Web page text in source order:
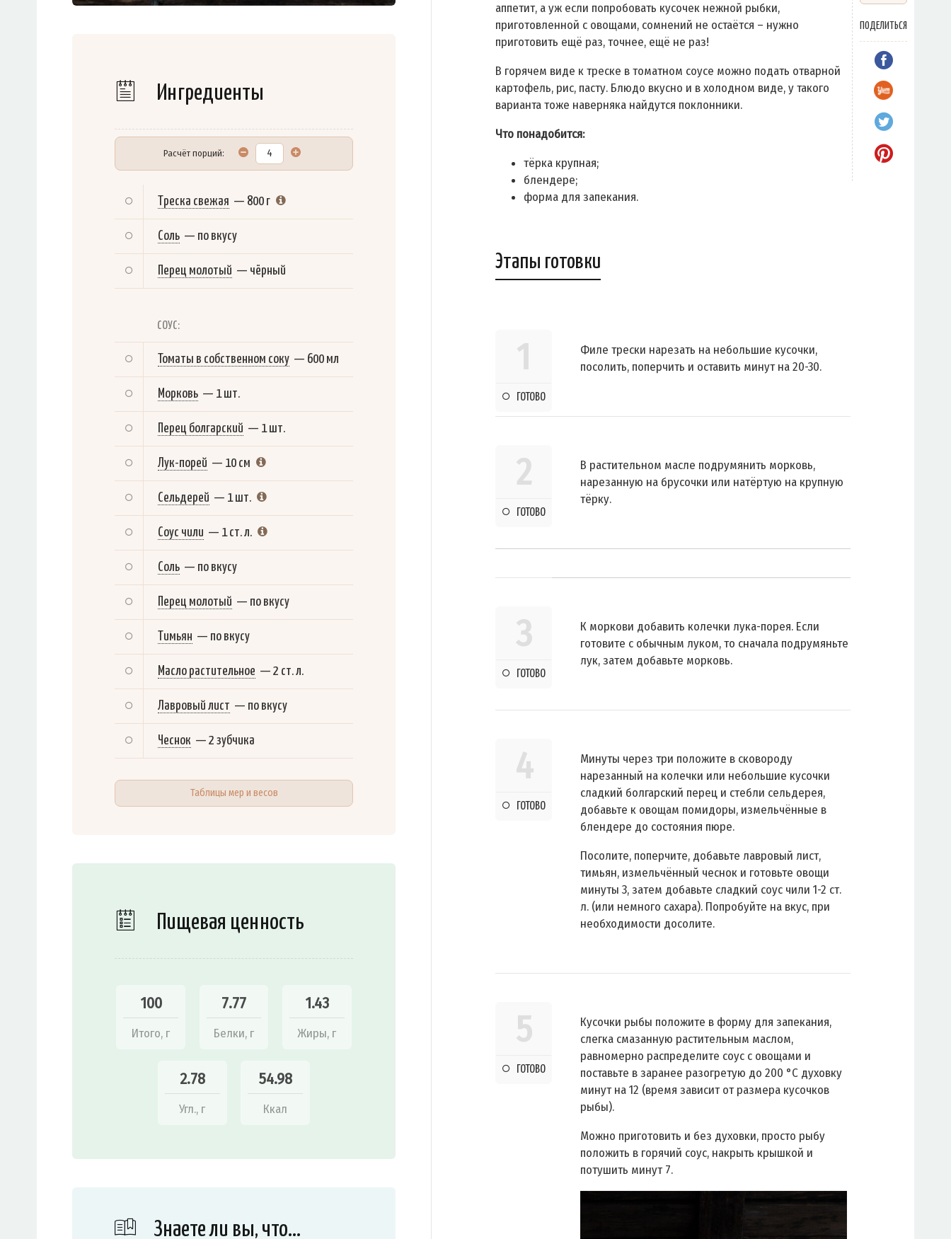
Ингредиенты
Расчёт порций:
Треска свежая — 800 г
Соль — по вкусу
Перец молотый — чёрный
СОУС:
Томаты в собственном соку — 600 мл
Морковь — 1 шт.
Перец болгарский — 1 шт.
Лук-порей — 10 см
Сельдерей — 1 шт.
Соус чили — 1 ст. л.
Соль — по вкусу
Перец молотый — по вкусу
Тимьян — по вкусу
Масло растительное — 2 ст. л.
Лавровый лист — по вкусу
Чеснок — 2 зубчика
Таблицы мер и весов
Пищевая ценность
100
Итого, г
7.77
Белки, г
1.43
Жиры, г
2.78
Угл., г
54.98
Ккал
Знаете ли вы, что…
ПОДЕЛИТЬСЯ
аппетит, а уж если попробовать кусочек нежной рыбки,
приготовленной с овощами, сомнений не остаётся – нужно
приготовить ещё раз, точнее, ещё не раз!
В горячем виде к треске в томатном соусе можно подать отварной
картофель, рис, пасту. Блюдо вкусно и в холодном виде, у такого
варианта тоже наверняка найдутся поклонники.
Что понадобится:
тёрка крупная;
блендере;
форма для запекания.
Этапы готовки
1
ГОТОВО
Филе трески нарезать на небольшие кусочки,
посолить, поперчить и оставить минут на 20-30.
2
ГОТОВО
В растительном масле подрумянить морковь,
нарезанную на брусочки или натёртую на крупную
тёрку.
3
ГОТОВО
К моркови добавить колечки лука-порея. Если
готовите с обычным луком, то сначала подрумяньте
лук, затем добавьте морковь.
4
ГОТОВО
Минуты через три положите в сковороду
нарезанный на колечки или небольшие кусочки
сладкий болгарский перец и стебли сельдерея,
добавьте к овощам помидоры, измельчённые в
блендере до состояния пюре.
Посолите, поперчите, добавьте лавровый лист,
тимьян, измельчённый чеснок и готовьте овощи
минуты 3, затем добавьте сладкий соус чили 1-2 ст.
л. (или немного сахара). Попробуйте на вкус, при
необходимости досолите.
5
ГОТОВО
Кусочки рыбы положите в форму для запекания,
слегка смазанную растительным маслом,
равномерно распределите соус с овощами и
поставьте в заранее разогретую до 200 °C духовку
минут на 12 (время зависит от размера кусочков
рыбы).
Можно приготовить и без духовки, просто рыбу
положить в горячий соус, накрыть крышкой и
потушить минут 7.